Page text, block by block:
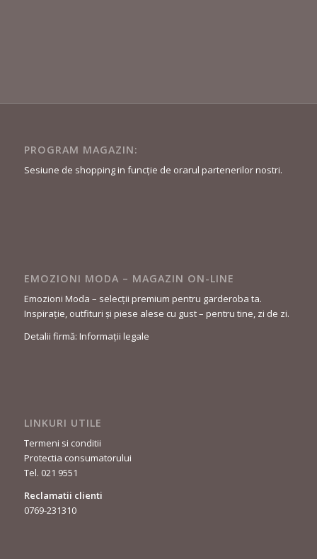
PROGRAM MAGAZIN:
Sesiune de shopping in funcție de orarul partenerilor nostri.
EMOZIONI MODA – MAGAZIN ON-LINE
Emozioni Moda – selecții premium pentru garderoba ta.
Inspirație, outfituri și piese alese cu gust – pentru tine, zi de zi.
Detalii firmă: Informații legale
LINKURI UTILE
Termeni si conditii
Protectia consumatorului
Tel. 021 9551
Reclamatii clienti
0769-231310